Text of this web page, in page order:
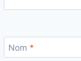
Nom *